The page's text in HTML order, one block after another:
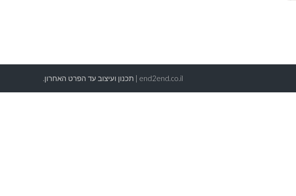
end2end.co.il | תכנון ועיצוב עד הפרט האחרון.